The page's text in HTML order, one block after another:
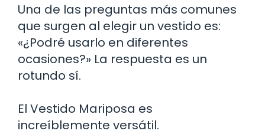
Una de las preguntas más comunes
que surgen al elegir un vestido es:
«¿Podré usarlo en diferentes
ocasiones?» La respuesta es un
rotundo sí.
El Vestido Mariposa es
increíblemente versátil.